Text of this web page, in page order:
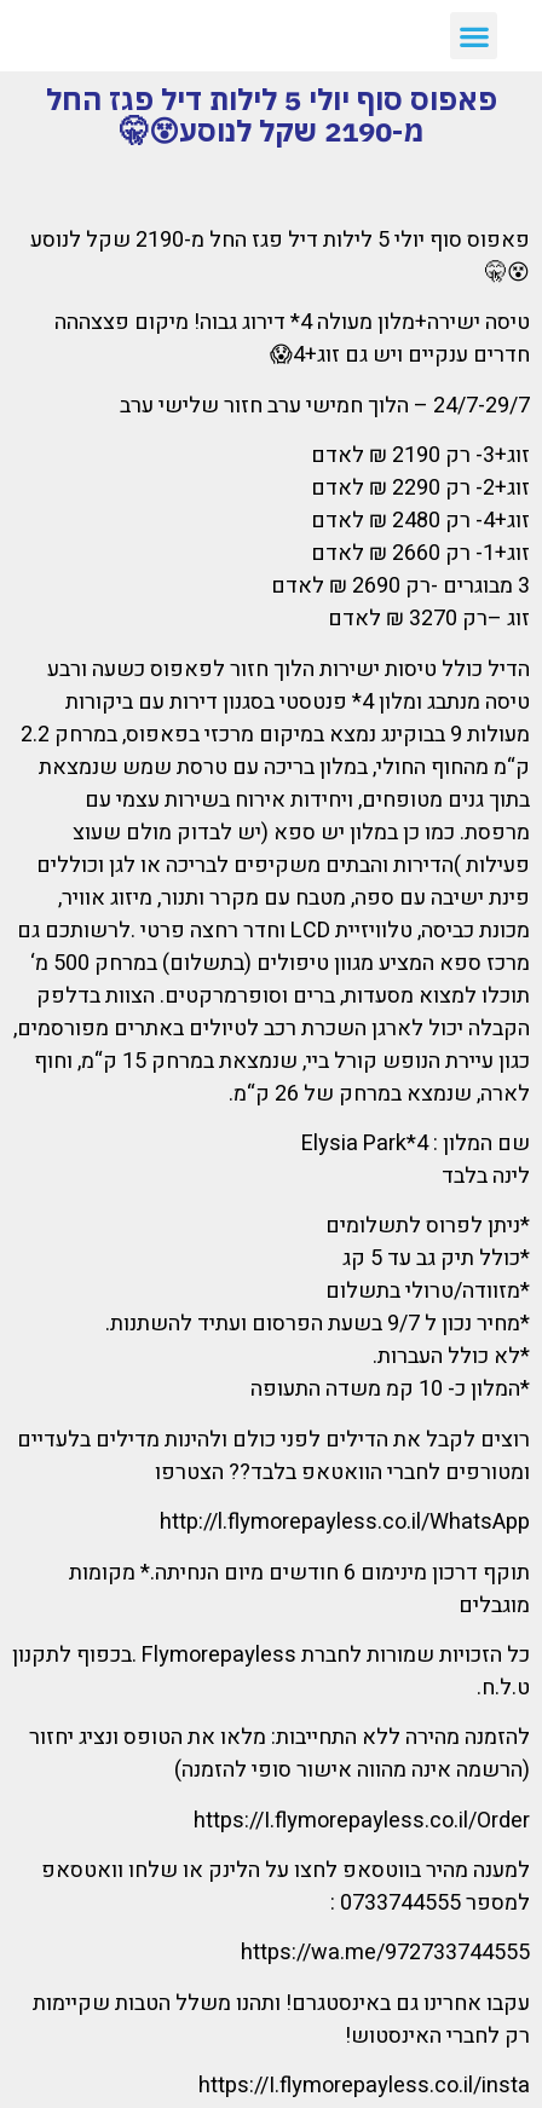
פאפוס סוף יולי 5 לילות דיל פגז החל
מ-2190 שקל לנוסע😵🤫
פאפוס סוף יולי 5 לילות דיל פגז החל מ-2190 שקל לנוסע
😵🤫
טיסה ישירה+מלון מעולה 4* דירוג גבוה! מיקום פצצההה
חדרים ענקיים ויש גם זוג+4😱
24/7-29/7 – הלוך חמישי ערב חזור שלישי ערב
זוג+3- רק 2190 ₪ לאדם
זוג+2- רק 2290 ₪ לאדם
זוג+4- רק 2480 ₪ לאדם
זוג+1- רק 2660 ₪ לאדם
3 מבוגרים -רק 2690 ₪ לאדם
זוג –רק 3270 ₪ לאדם
הדיל כולל טיסות ישירות הלוך חזור לפאפוס כשעה ורבע
טיסה מנתבג ומלון 4* פנטסטי בסגנון דירות עם ביקורות
מעולות 9 בבוקינג נמצא במיקום מרכזי בפאפוס, במרחק 2.2
ק“מ מהחוף החולי, במלון בריכה עם טרסת שמש שנמצאת
בתוך גנים מטופחים, ויחידות אירוח בשירות עצמי עם
מרפסת. כמו כן במלון יש ספא (יש לבדוק מולם שעוצ
פעילות )הדירות והבתים משקיפים לבריכה או לגן וכוללים
פינת ישיבה עם ספה, מטבח עם מקרר ותנור, מיזוג אוויר,
מכונת כביסה, טלוויזיית LCD וחדר רחצה פרטי .לרשותכם גם
מרכז ספא המציע מגוון טיפולים (בתשלום) במרחק 500 מ‘
תוכלו למצוא מסעדות, ברים וסופרמרקטים. הצוות בדלפק
הקבלה יכול לארגן השכרת רכב לטיולים באתרים מפורסמים,
כגון עיירת הנופש קורל ביי, שנמצאת במרחק 15 ק“מ, וחוף
לארה, שנמצא במרחק של 26 ק“מ.
שם המלון : 4*Elysia Park
לינה בלבד
*ניתן לפרוס לתשלומים
*כולל תיק גב עד 5 קג
*מזוודה/טרולי בתשלום
*מחיר נכון ל 9/7 בשעת הפרסום ועתיד להשתנות.
*לא כולל העברות.
*המלון כ- 10 קמ משדה התעופה
רוצים לקבל את הדילים לפני כולם ולהינות מדילים בלעדיים
ומטורפים לחברי הוואטאפ בלבד?? הצטרפו
http://l.flymorepayless.co.il/WhatsApp
תוקף דרכון מינימום 6 חודשים מיום הנחיתה.* מקומות
מוגבלים
כל הזכויות שמורות לחברת Flymorepayless .בכפוף לתקנון
ט.ל.ח.
להזמנה מהירה ללא התחייבות: מלאו את הטופס ונציג יחזור
(הרשמה אינה מהווה אישור סופי להזמנה)
https://I.flymorepayless.co.il/Order
למענה מהיר בווטסאפ לחצו על הלינק או שלחו וואטסאפ
למספר 0733744555 :
https://wa.me/972733744555
עקבו אחרינו גם באינסטגרם! ותהנו משלל הטבות שקיימות
רק לחברי האינסטוש!
https://I.flymorepayless.co.il/insta